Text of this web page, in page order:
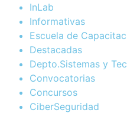
InLab
Informativas
Escuela de
Destacadas
Depto.Sistemas y
Convocatorias
Concursos
CiberSeguridad